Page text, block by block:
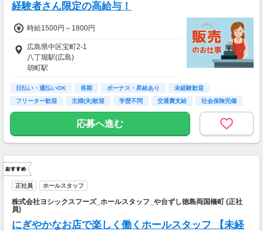
経験者さん限定の高給与！
時給1500円～1800円
広島県中区宝町2-1
八丁堀駅(広島)
胡町駅
袋町駅
日払い・週払いOK 長期 ボーナス・昇給あり
未経験歓迎
フリーター歓迎
主婦(夫)歓迎 学歴不問 交通費支給 社会保険完備
応募へ進む
正社員 ホールスタッフ
株式会社ヨシックスフーズ_ホールスタッフ_や台ずし徳島両国橋町 (正社
員)
にぎやかなお店で楽しく働くホールスタッフ 【未経